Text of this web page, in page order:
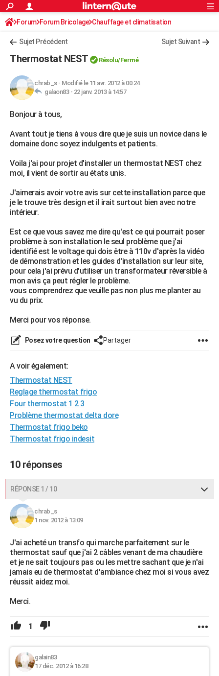
ACTUALITÉS
Politique
Société
Faits Divers
Education
Monde
Villes
+
Retraite
Impôts
Epargne
Immobilier
Risques naturels par ville
Banque
Assurance
Crédit
AUTO
HIGH-TECH
BRICOLAGE
Forum
Aménagement intérieur
Extérieur
Cuisine
Salle de bains
Jardinage
Rangement
Guides de France
Escapades
Patrimoine
Expositions
Musées
Week-end nature
LIFESTYLE
Art de vivre
Bien-être
Loisirs
ModeModes de vie
SANTE
Alimentation
Guide de la santé
Maladies
Médicaments
Sommeil
VOYAGE
Destinations
City break
Voyage nature
Voyage de noces
Forum
Climat
+PHOTO
GUIDES D'ACHAT
BONS PLANS
CARTE DE VOEUX
S'inscrire
Se connecter
Lycées
Collèges
Primaires
Universités
Entreprises
Service militaire
Avis de recherche
AVIS DE DÉCÈS
FORUM
Bricolage
Lifestyle
Culture
Sport
Auto
Television
Voyage
Cinema
Rechercher
S'inscrire
Connexion
Forum Forum Bricolage Chauffage et climatisation
Sujet Précédent Sujet Suivant
Thermostat NEST Résolu/Fermé
chrab_s- Modifié le 11 avr. 2012 à 00:24
galaon83 - 22 janv. 2013 à 14:57
Bonjour à tous,
Avant tout je tiens à vous dire que je suis un novice dans le
domaine donc soyez indulgents et patients.
Voila j'ai pour projet d'installer un thermostat NEST chez
moi, il vient de sortir au états unis.
J'aimerais avoir votre avis sur cette installation parce que
je le trouve très design et il irait surtout bien avec notre
intérieur.
Est ce que vous savez me dire qu'est ce qui pourrait poser
problème à son installation le seul problème que j'ai
identifié est le voltage qui dois être à 110v d'après la vidéo
de démonstration et les guides d'installation sur leur site,
pour cela j'ai prévu d'utiliser un transformateur réversible à
mon avis ça peut régler le problème.
vous comprendrez que veuille pas non plus me planter au
vu du prix.
Merci pour vos réponse.
Posez votre question Partager
A voir également:
Thermostat NEST
Reglage thermostat frigo
Four thermostat 1 2 3
Problème thermostat delta dore
Thermostat frigo beko
Thermostat frigo indesit
10 réponses
RÉPONSE 1 / 10
chrab_s
1 nov. 2012 à 13:09
J'ai acheté un transfo qui marche parfaitement sur le
thermostat sauf que j'ai 2 câbles venant de ma chaudière
et je ne sait toujours pas ou les mettre sachant que je n'ai
jamais eu de thermostat d'ambiance chez moi si vous avez
réussit aidez moi.
Merci.
1
galain83
17 déc. 2012 à 16:28